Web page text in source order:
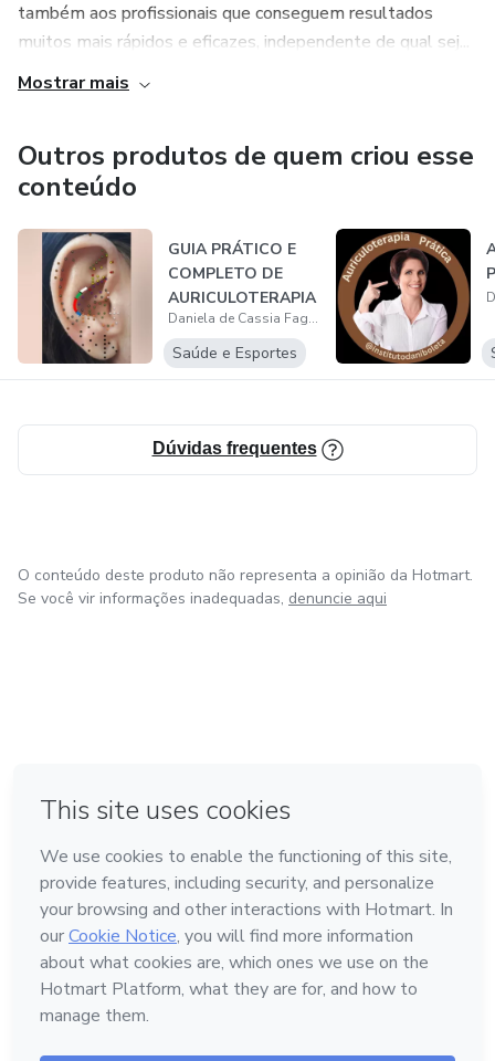
também aos profissionais que conseguem resultados
muitos mais rápidos e eficazes, independente de qual sej...
Mostrar mais
Outros produtos de quem criou esse
conteúdo
GUIA PRÁTICO E
COMPLETO DE
AURICULOTERAPIA
: APRENDA UMA
TÉCN...
Daniela de Cassia Faglioni Boleta Ceranto
Saúde e Esportes
Dúvidas frequentes
O conteúdo deste produto não representa a opinião da Hotmart.
Se você vir informações inadequadas, denuncie aqui
Feito com ❤ na Cidade do México
Conheça a Hotmart
Idioma
Português